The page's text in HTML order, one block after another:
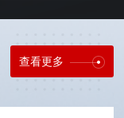
查看更多